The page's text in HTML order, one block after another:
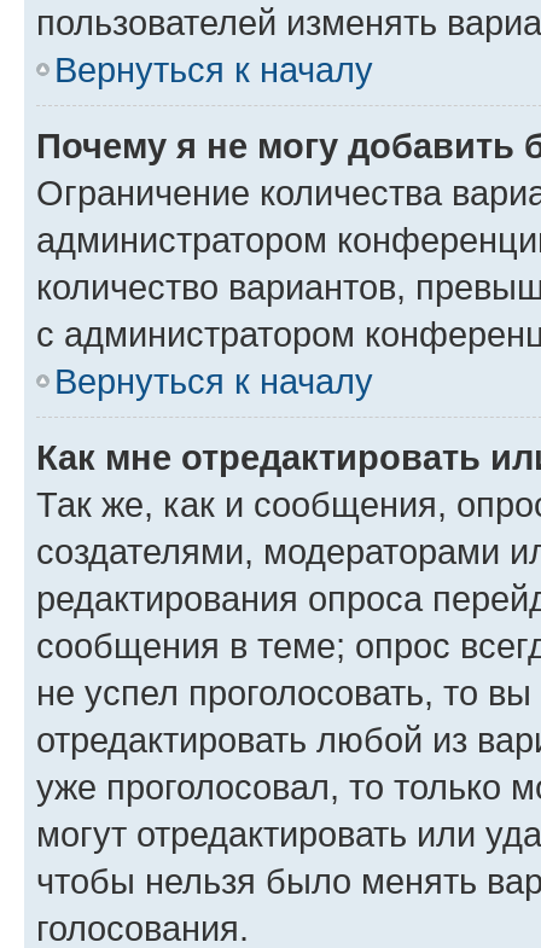
пользователей изменять
Вернуться к началу
Почему я не могу добавить
Ограничение количества
администратором
количество вариантов,
с администратором
Вернуться к началу
Как мне отредактировать
Так же, как и сообщения,
создателями, модераторами
редактирования опроса
сообщения в теме; опрос
не успел проголосовать, то
отредактировать любой из
уже проголосовал, то только
могут отредактировать или
чтобы нельзя было менять
голосования.